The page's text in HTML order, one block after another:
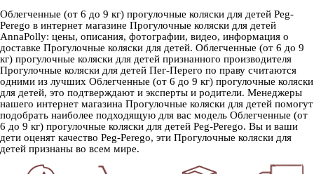
Облегченные (от 6 до 9 кг) прогулочные коляски для детей Peg-
Perego в интернет магазине Прогулочные коляски для детей
AnnaPolly: цены, описания, фотографии, видео, информация о
доставке Прогулочные коляски для детей. Облегченные (от 6 до 9
кг) прогулочные коляски для детей признанного производителя
Прогулочные коляски для детей Пег-Перего по праву считаются
одними из лучших Облегченные (от 6 до 9 кг) прогулочные коляски
для детей, это подтверждают и эксперты и родители. Менеджеры
нашего интернет магазина Прогулочные коляски для детей помогут
подобрать наиболее подходящую для вас модель Облегченные (от
6 до 9 кг) прогулочные коляски для детей Peg-Perego. Вы и ваши
дети оценят качество Peg-Perego, эти Прогулочные коляски для
детей признаны во всем мире.